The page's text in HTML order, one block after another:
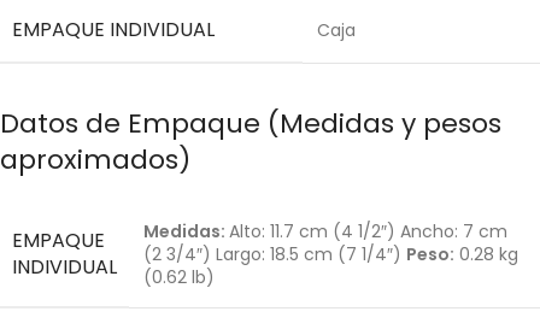
EMPAQUE INDIVIDUAL Caja
Datos de Empaque (Medidas y pesos
aproximados)
EMPAQUE
INDIVIDUAL
Medidas: Alto: 11.7 cm (4 1/2″) Ancho: 7 cm
(2 3/4″) Largo: 18.5 cm (7 1/4″) Peso: 0.28 kg
(0.62 lb)